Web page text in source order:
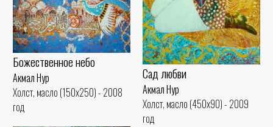
Сад любви
Акмал Нур
Холст, масло (450x90) - 2009
год
Божественное небо
Акмал Нур
Холст, масло (150x250) - 2008
год